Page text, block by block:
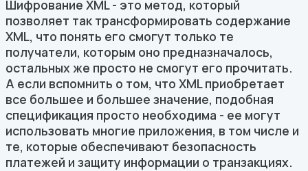
Шифрование XML - это метод, который
позволяет так трансформировать содержание
XML, что понять его смогут только те
получатели, которым оно предназначалось,
остальных же просто не смогут его прочитать.
А если вспомнить о том, что XML приобретает
все большее и большее значение, подобная
спецификация просто необходима - ее могут
использовать многие приложения, в том числе и
те, которые обеспечивают безопасность
платежей и защиту информации о транзакциях.